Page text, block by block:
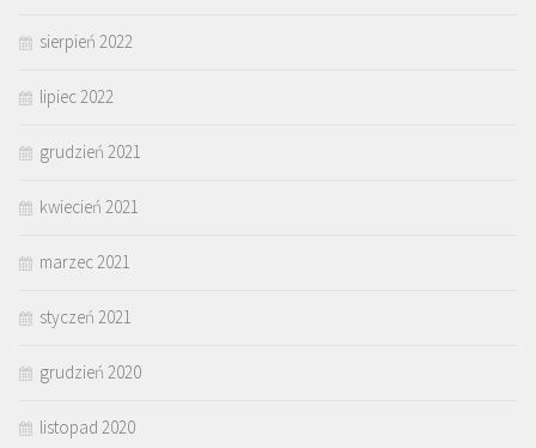
sierpień 2022
lipiec 2022
grudzień 2021
kwiecień 2021
marzec 2021
styczeń 2021
grudzień 2020
listopad 2020